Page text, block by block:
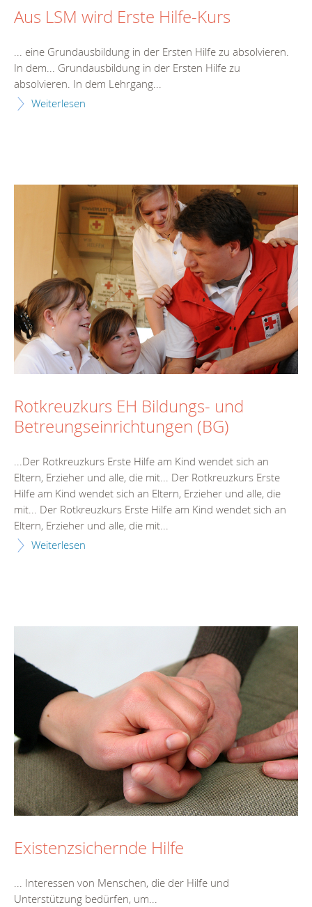
Aus LSM wird Erste Hilfe-Kurs
... eine Grundausbildung in der Ersten Hilfe zu absolvieren.
In dem... Grundausbildung in der Ersten Hilfe zu
absolvieren. In dem Lehrgang...
Weiterlesen
Rotkreuzkurs EH Bildungs- und
Betreungseinrichtungen (BG)
...Der Rotkreuzkurs Erste Hilfe am Kind wendet sich an
Eltern, Erzieher und alle, die mit... Der Rotkreuzkurs Erste
Hilfe am Kind wendet sich an Eltern, Erzieher und alle, die
mit... Der Rotkreuzkurs Erste Hilfe am Kind wendet sich an
Eltern, Erzieher und alle, die mit...
Weiterlesen
Existenzsichernde Hilfe
... Interessen von Menschen, die der Hilfe und
Unterstützung bedürfen, um...